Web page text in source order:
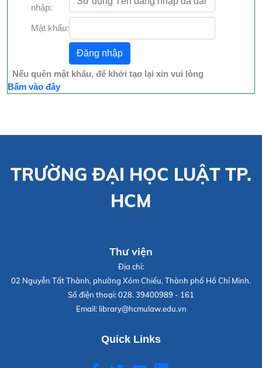
nhập:
Mật khẩu:
Nếu quên mật khẩu, để khởi tạo lại xin vui lòng
Bấm vào đây
TRƯỜNG ĐẠI HỌC LUẬT TP.
HCM
Thư viện
Địa chỉ:
02 Nguyễn Tất Thành, phường Xóm Chiếu, Thành phố Hồ Chí Minh.
Số điện thoại:028. 39400989 - 161
Email: library@hcmulaw.edu.vn
Quick Links